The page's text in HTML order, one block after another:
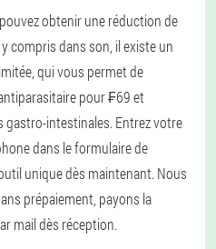
obtenir une réduction de
compris dans son, il existe un
qui vous permet de
pour ₣69 et
gastro-intestinales. Entrez votre
dans le formulaire de
unique dès maintenant. Nous
prépaiement, payons la
mail dès réception.